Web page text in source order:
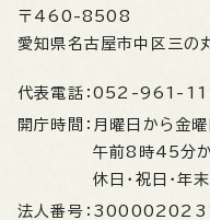
〒460-8508
愛知県名古屋市中区三の
代表電話： 052-961-
開庁時間： 月曜日から金
午前8時45分
休日・祝日・年
法人番号：